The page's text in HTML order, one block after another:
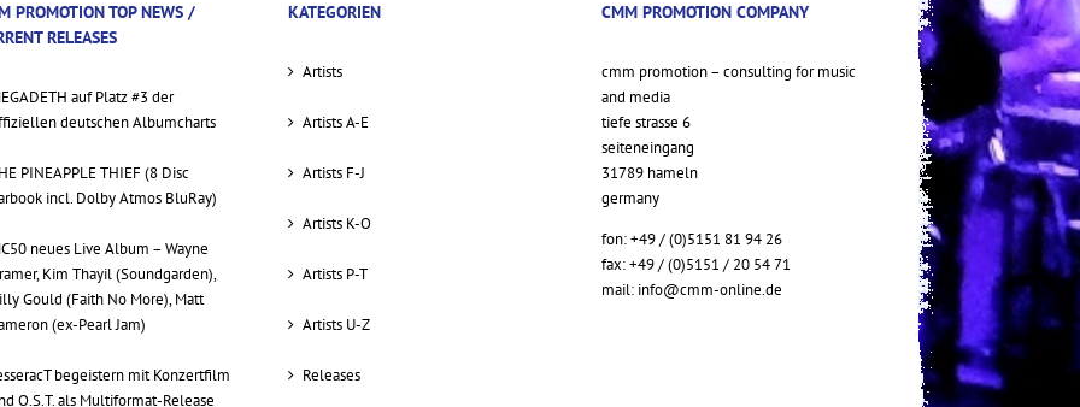
PROMOTION TOP NEWS /
RELEASES
auf Platz #3 der
deutschen Albumcharts
PINEAPPLE THIEF (8 Disc
incl. Dolby Atmos BluRay)
neues Live Album – Wayne
Kim Thayil (Soundgarden),
Gould (Faith No More), Matt
(ex-Pearl Jam)
begeistern mit Konzertfilm
O.S.T. als Multiformat-Release
KATEGORIEN
Artists
Artists A-E
Artists F-J
Artists K-O
Artists P-T
Artists U-Z
Releases
CMM PROMOTION COMPANY
cmm promotion – consulting for music
and media
tiefe strasse 6
seiteneingang
31789 hameln
germany
fon: +49 / (0)5151 81 94 26
fax: +49 / (0)5151 / 20 54 71
mail: info@cmm-online.de